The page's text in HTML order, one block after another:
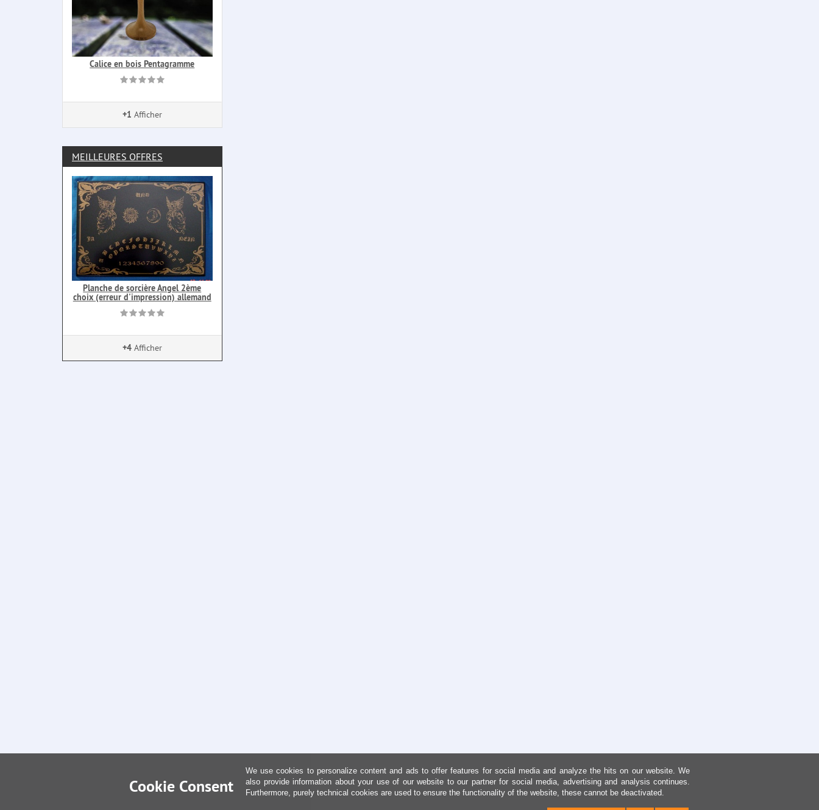
Calice en bois Pentagramme
+1 Afficher
MEILLEURES OFFRES
Planche de sorcière Angel 2ème
choix (erreur d'impression) allemand
+4Afficher
Cookie Consent
We use cookies to personalize content and ads to offer features for social media and analyze the hits on our website. We
also provide information about your use of our website to our partner for social media, advertising and analysis continues.
Furthermore, purely technical cookies are used to ensure the functionality of the website, these cannot be deactivated.